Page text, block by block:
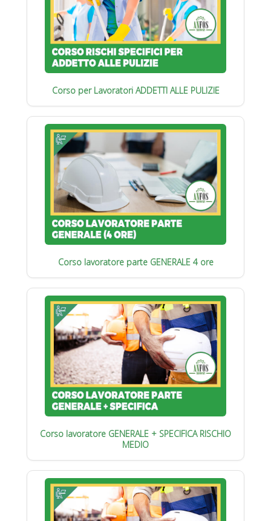
Corso per Lavoratori ADDETTI ALLE PULIZIE
Corso lavoratore parte GENERALE 4 ore
Corso lavoratore GENERALE + SPECIFICA RISCHIO
MEDIO